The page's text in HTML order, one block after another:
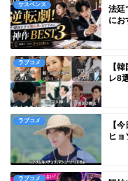
サスペンス
法廷
にお
ラブコメ
【
レ8
ラブコメ
【
ヒ
ラブコメ